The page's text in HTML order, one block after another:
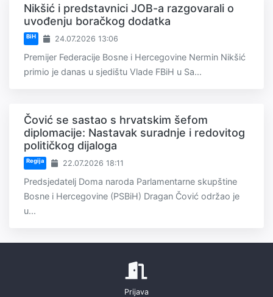
Nikšić i predstavnici JOB-a razgovarali o
uvođenju boračkog dodatka
BiH 24.07.2026 13:06
Premijer Federacije Bosne i Hercegovine Nermin Nikšić
primio je danas u sjedištu Vlade FBiH u Sa...
Čović se sastao s hrvatskim šefom
diplomacije: Nastavak suradnje i redovitog
političkog dijaloga
Regija 22.07.2026 18:11
Predsjedatelj Doma naroda Parlamentarne skupštine
Bosne i Hercegovine (PSBiH) Dragan Čović održao je
u...
Prijava